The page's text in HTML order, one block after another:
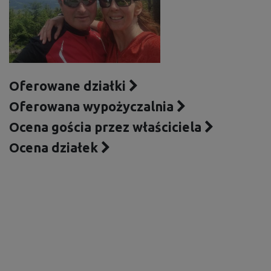
Oferowane działki
Oferowana wypożyczalnia
Ocena gościa przez właściciela
Ocena działek